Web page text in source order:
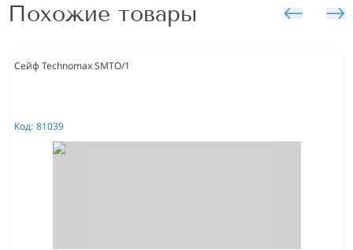
Похожие товары
Сейф Technomax SMTO/1
Код: 81039